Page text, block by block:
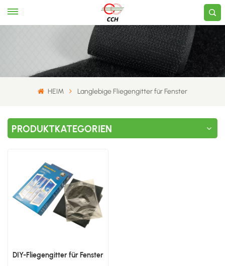
HEIM Langlebige Fliegengitter für Fenster
PRODUKTKATEGORIEN
DIY-Fliegengitter für Fenster